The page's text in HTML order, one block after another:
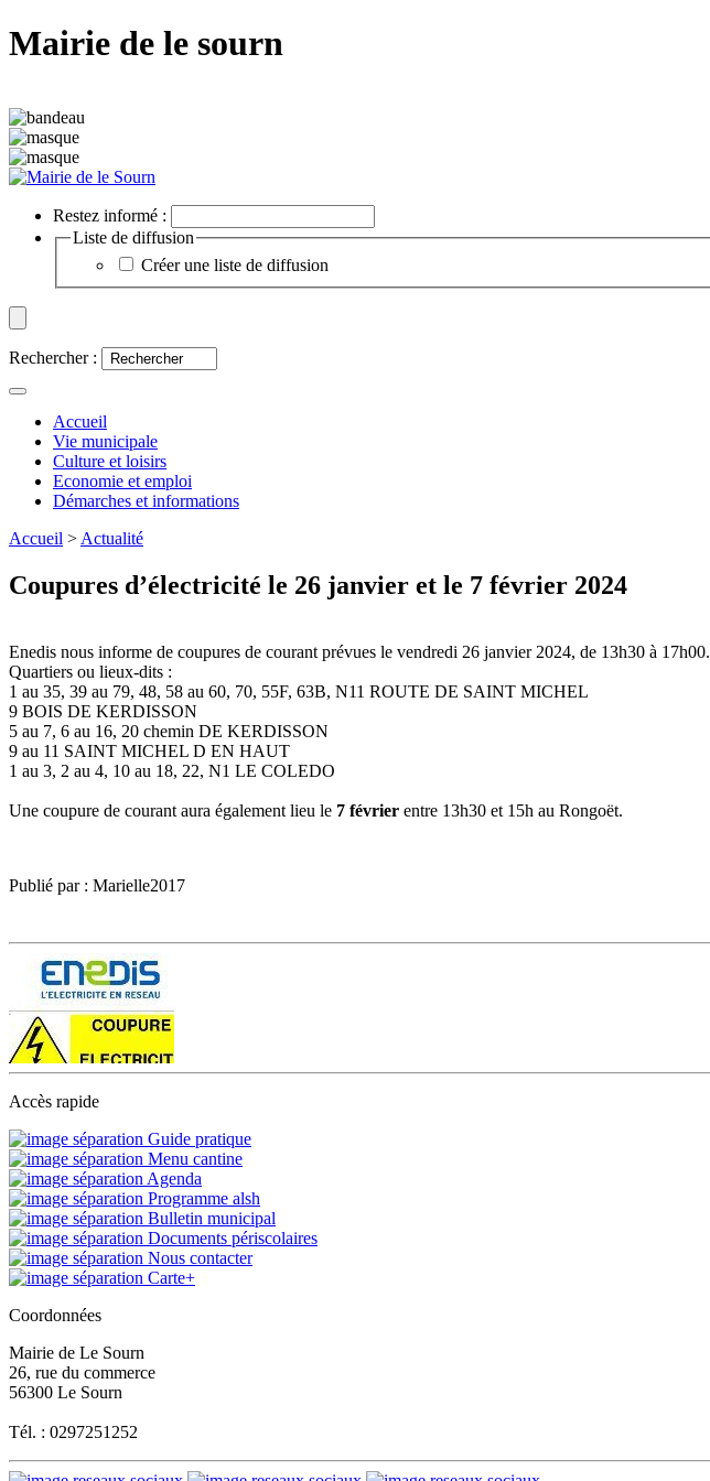
Mairie de le sourn
Restez informé :
Liste de diffusion
Créer une liste de diffusion
Rechercher :
Accueil
Vie municipale
Culture et loisirs
Economie et emploi
Démarches et informations
Accueil >Actualité
Coupures d’électricité le 26 janvier et le 7 février 2024
Enedis nous informe de coupures de courant prévues le vendredi 26 janvier 2024, de 13h30 à 17h00.
Quartiers ou lieux-dits :
1 au 35, 39 au 79, 48, 58 au 60, 70, 55F, 63B, N11 ROUTE DE SAINT MICHEL
9 BOIS DE KERDISSON
5 au 7, 6 au 16, 20 chemin DE KERDISSON
9 au 11 SAINT MICHEL D EN HAUT
1 au 3, 2 au 4, 10 au 18, 22, N1 LE COLEDO
Une coupure de courant aura également lieu le 7 février entre 13h30 et 15h au Rongoët.
Publié par : Marielle2017
Accès rapide
Guide pratique
Menu cantine
Agenda
Programme alsh
Bulletin municipal
Documents périscolaires
Nous contacter
Carte+
Coordonnées
Mairie de Le Sourn
26, rue du commerce
56300 Le Sourn
Tél. : 0297251252